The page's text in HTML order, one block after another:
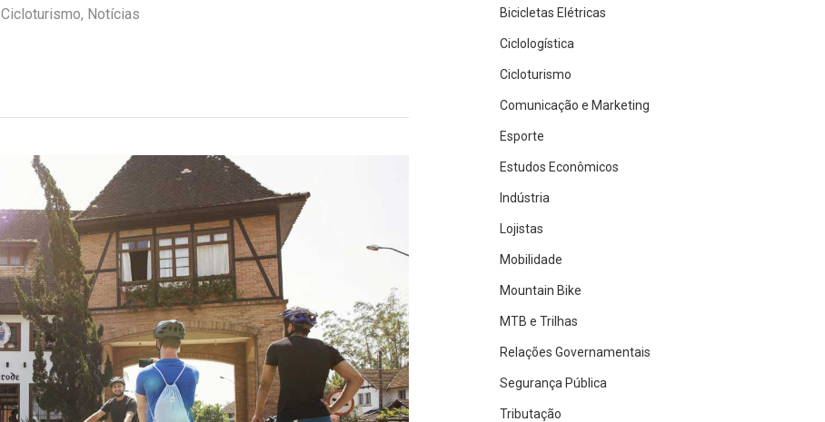
Cicloturismo, Notícias Bicicletas Elétricas
Ciclologística
Cicloturismo
Comunicação e Marketing
Esporte
Estudos Econômicos
Indústria
Lojistas
Mobilidade
Mountain Bike
MTB e Trilhas
Relações Governamentais
Segurança Pública
Tributação